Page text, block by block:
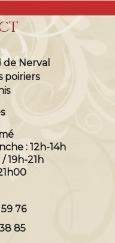
Nerval
poiriers
: 12h-14h
19h-21h
76
85